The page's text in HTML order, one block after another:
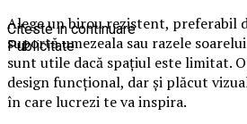
Alege un birou rezistent, preferabil
suportă umezeala sau razele
sunt utile dacă spațiul este limitat.
design funcțional, dar și plăcut
în care lucrezi te va inspira.
Citeste in continuare
Publicitate